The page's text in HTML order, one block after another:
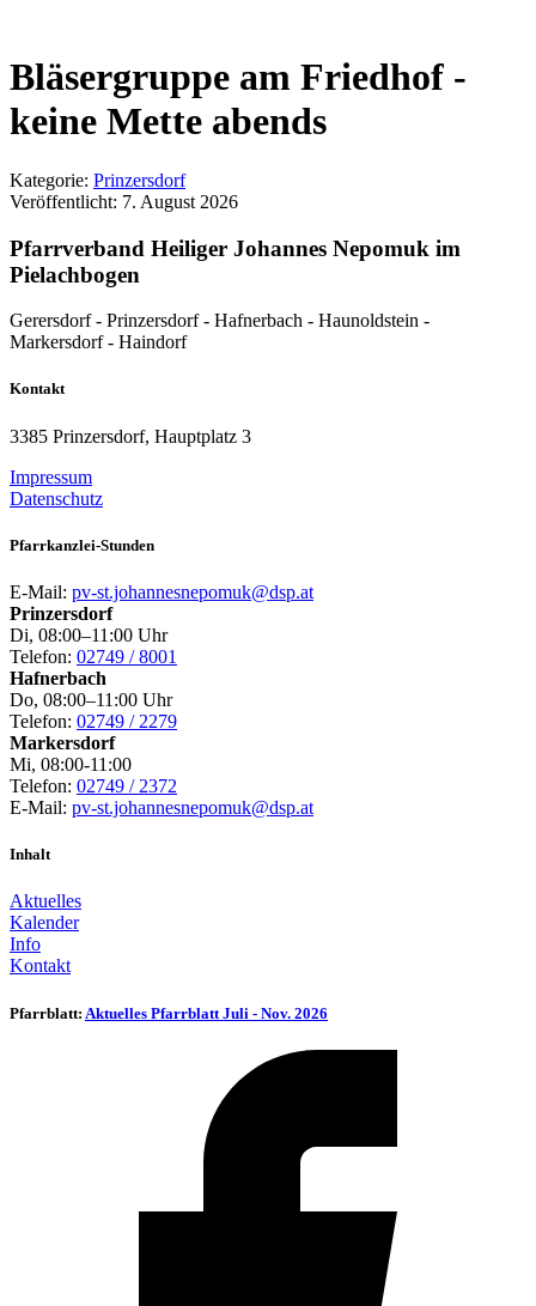
Bläsergruppe am Friedhof -
keine Mette abends
Kategorie: Prinzersdorf
Veröffentlicht: 7. August 2026
Pfarrverband Heiliger Johannes Nepomuk im
Pielachbogen
Gerersdorf - Prinzersdorf - Hafnerbach - Haunoldstein -
Markersdorf - Haindorf
Kontakt
3385 Prinzersdorf, Hauptplatz 3
Impressum
Datenschutz
Pfarrkanzlei-Stunden
E-Mail: pv-st.johannesnepomuk@dsp.at
Prinzersdorf
Di, 08:00–11:00 Uhr
Telefon: 02749 / 8001
Hafnerbach
Do, 08:00–11:00 Uhr
Telefon: 02749 / 2279
Markersdorf
Mi, 08:00-11:00
Telefon: 02749 / 2372
E-Mail: pv-st.johannesnepomuk@dsp.at
Inhalt
Aktuelles
Kalender
Info
Kontakt
Pfarrblatt: Aktuelles Pfarrblatt Juli - Nov. 2026